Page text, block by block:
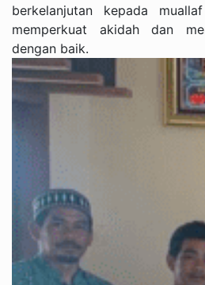
berkelanjutan kepada
memperkuat akidah dan
dengan baik.